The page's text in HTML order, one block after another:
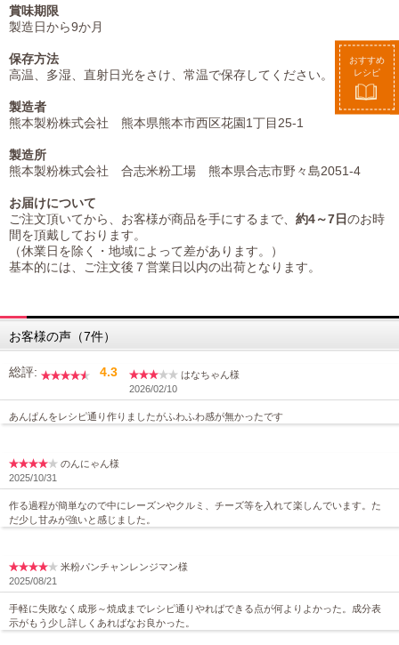
おすすめ
レシピ
賞味期限
製造日から9か月
保存方法
高温、多湿、直射日光をさけ、常温で保存してください。
製造者
熊本製粉株式会社 熊本県熊本市西区花園1丁目25-1
製造所
熊本製粉株式会社 合志米粉工場 熊本県合志市野々島2051-4
お届けについて
ご注文頂いてから、お客様が商品を手にするまで、 約4～7日のお時
間を頂戴しております。
（休業日を除く・地域によって差があります。）
基本的には、ご注文後７営業日以内の出荷となります。
お客様の声（7件）
総評: 4.3
はなちゃん様
2026/02/10
あんぱんをレシピ通り作りましたがふわふわ感が無かったです
のんにゃん様
2025/10/31
作る過程が簡単なので中にレーズンやクルミ、チーズ等を入れて楽しんでいます。た
だ少し甘みが強いと感じました。
米粉パンチャンレンジマン様
2025/08/21
手軽に失敗なく成形～焼成までレシピ通りやればできる点が何よりよかった。成分表
示がもう少し詳しくあればなお良かった。